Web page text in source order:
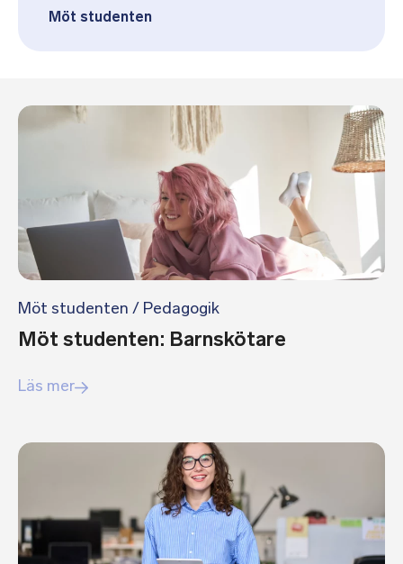
Möt studenten
Möt studenten / Pedagogik
Möt studenten: Barnskötare
Läs mer